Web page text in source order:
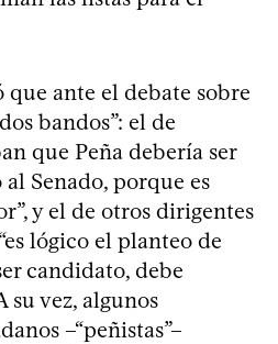
que ante el debate sobre
bandos”: el de
que Peña debería ser
Senado, porque es
y el de otros dirigentes
lógico el planteo de
candidato, debe
su vez, algunos
–“peñistas”–